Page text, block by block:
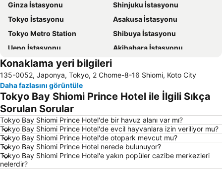
Ginza İstasyonu
Shinjuku İstasyonu
Tokyo İstasyonu
Asakusa İstasyonu
Tokyo Metro Station
Shibuya İstasyonu
Ueno İstasyonu
Akihabara İstasyonu
Shinjuku Metro Station
Sugamo Station
Ginza Metro Station
International Airport Haneda
Tokyo Disneyland
Asakusa Metro Station
Haneda Airport International Terminal Station
Kabukicho
Akasaka İstasyonu
Uneo
Akihabara Metro Station
Hamamatsucho station
Ueno Metro Station
Konaklama yeri bilgileri
135-0052, Japonya, Tokyo, 2 Chome-8-16 Shiomi, Koto City
Daha fazlasını görüntüle
Tokyo Bay Shiomi Prince Hotel ile İlgili Sıkça
Sorulan Sorular
Tokyo Bay Shiomi Prince Hotel'de bir havuz alanı var mı?
Tokyo Bay Shiomi Prince Hotel'de evcil hayvanlara izin veriliyor mu?
Tokyo Bay Shiomi Prince Hotel'de otopark mevcut mu?
Tokyo Bay Shiomi Prince Hotel nerede bulunuyor?
Tokyo Bay Shiomi Prince Hotel'e yakın popüler cazibe merkezleri
nelerdir?